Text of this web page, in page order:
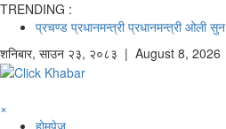
TRENDING :
प्रचण्ड प्रधानमन्त्री प्रधानमन्त्री ओली सुन
शनिबार, साउन २३, २०८३ | August 8, 2026
×